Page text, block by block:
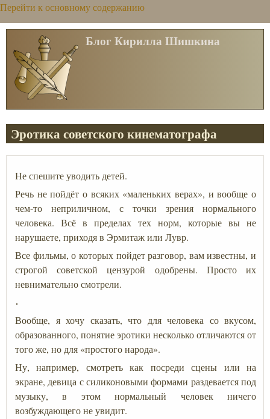
Перейти к основному содержанию
Блог Кирилла Шишкина
Эротика советского кинематографа
Не спешите уводить детей.
Речь не пойдёт о всяких «маленьких верах», и вообще о
чем-то неприличном, с точки зрения нормального
человека. Всё в пределах тех норм, которые вы не
нарушаете, приходя в Эрмитаж или Лувр.
Все фильмы, о которых пойдет разговор, вам известны, и
строгой советской цензурой одобрены. Просто их
невнимательно смотрели.
Вообще, я хочу сказать, что для человека со вкусом,
образованного, понятие эротики несколько отличаются от
того же, но для «простого народа».
Ну, например, смотреть как посреди сцены или на
экране, девица с силиконовыми формами раздевается под
музыку, в этом нормальный человек ничего
возбуждающего не увидит.